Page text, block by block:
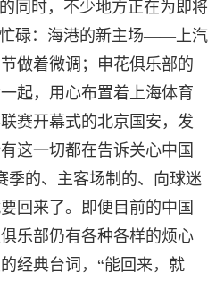
同时，不少地方正在为即将
忙碌：海港的新主场——上汽
做着微调；申花俱乐部的
起，用心布置着上海体育
赛开幕式的北京国安，发
这一切都在告诉关心中国
季的、主客场制的、向球迷
回来了。即便目前的中国
乐部仍有各种各样的烦心
经典台词，“能回来，就